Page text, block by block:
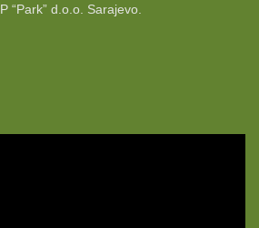
“Park” d.o.o. Sarajevo.